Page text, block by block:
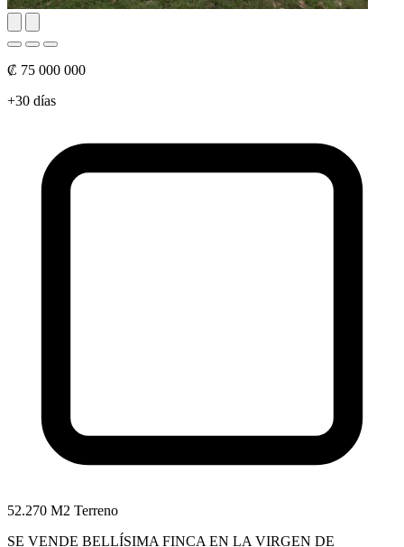
₡ 75 000 000
+30 días
52.270 M2 Terreno
SE VENDE BELLÍSIMA FINCA EN LA VIRGEN DE